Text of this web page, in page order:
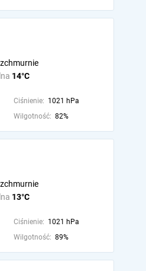
14°C
Ciśnienie: 1021 hPa
Wilgotność: 82%
13°C
Ciśnienie: 1021 hPa
Wilgotność: 89%